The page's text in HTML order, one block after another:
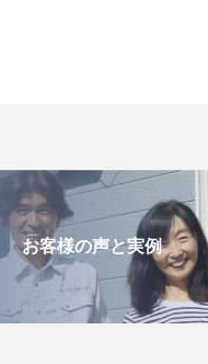
お客様の声と実例